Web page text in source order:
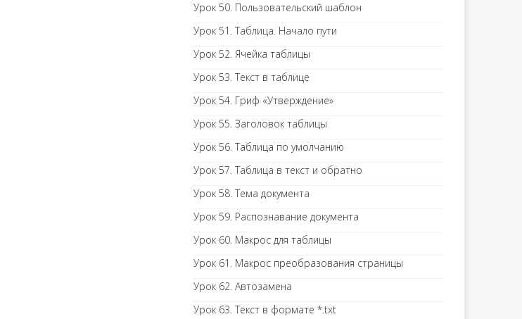
Урок 50. Пользовательский шаблон
Урок 51. Таблица. Начало пути
Урок 52. Ячейка таблицы
Урок 53. Текст в таблице
Урок 54. Гриф «Утверждение»
Урок 55. Заголовок таблицы
Урок 56. Таблица по умолчанию
Урок 57. Таблица в текст и обратно
Урок 58. Тема документа
Урок 59. Распознавание документа
Урок 60. Макрос для таблицы
Урок 61. Макрос преобразования страницы
Урок 62. Автозамена
Урок 63. Текст в формате *.txt